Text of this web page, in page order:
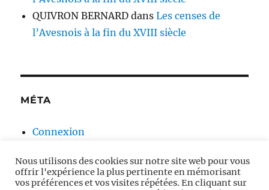
QUIVRON BERNARD dansLes censes de
l’Avesnois à la fin du XVIII siècle
MÉTA
Connexion
Flux des commentaires
Site de WordPress-FR
Nous utilisons des cookies sur notre site web pour vous
offrir l'expérience la plus pertinente en mémorisant
vos préférences et vos visites répétées. En cliquant sur